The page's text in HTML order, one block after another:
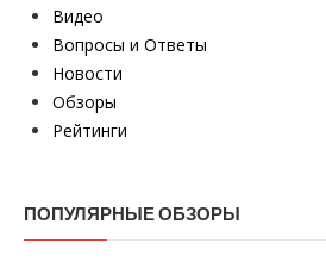
Видео
Вопросы и Ответы
Новости
Обзоры
Рейтинги
ПОПУЛЯРНЫЕ ОБЗОРЫ